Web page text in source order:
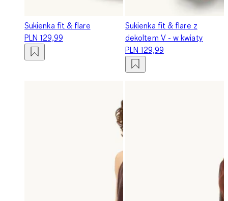
Sukienka fit & flare
PLN 129,99
Sukienka fit & flare z
dekoltem V - w kwiaty
PLN 129,99